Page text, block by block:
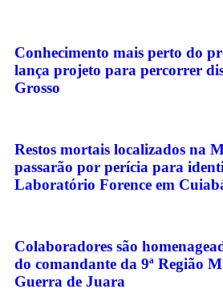
Conhecimento mais perto do
lança projeto para percorrer
Grosso
Restos mortais localizados na
passarão por perícia para
Laboratório Forence em
Colaboradores são
do comandante da 9ª Região
Guerra de Juara